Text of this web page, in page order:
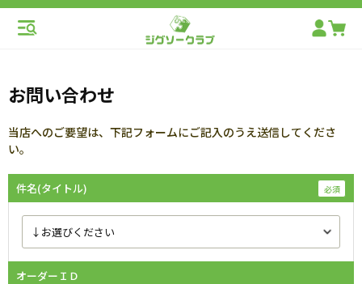
お問い合わせ
当店へのご要望は、下記フォームにご記入のうえ送信してくださ
い。
件名(タイトル)
オーダーＩＤ